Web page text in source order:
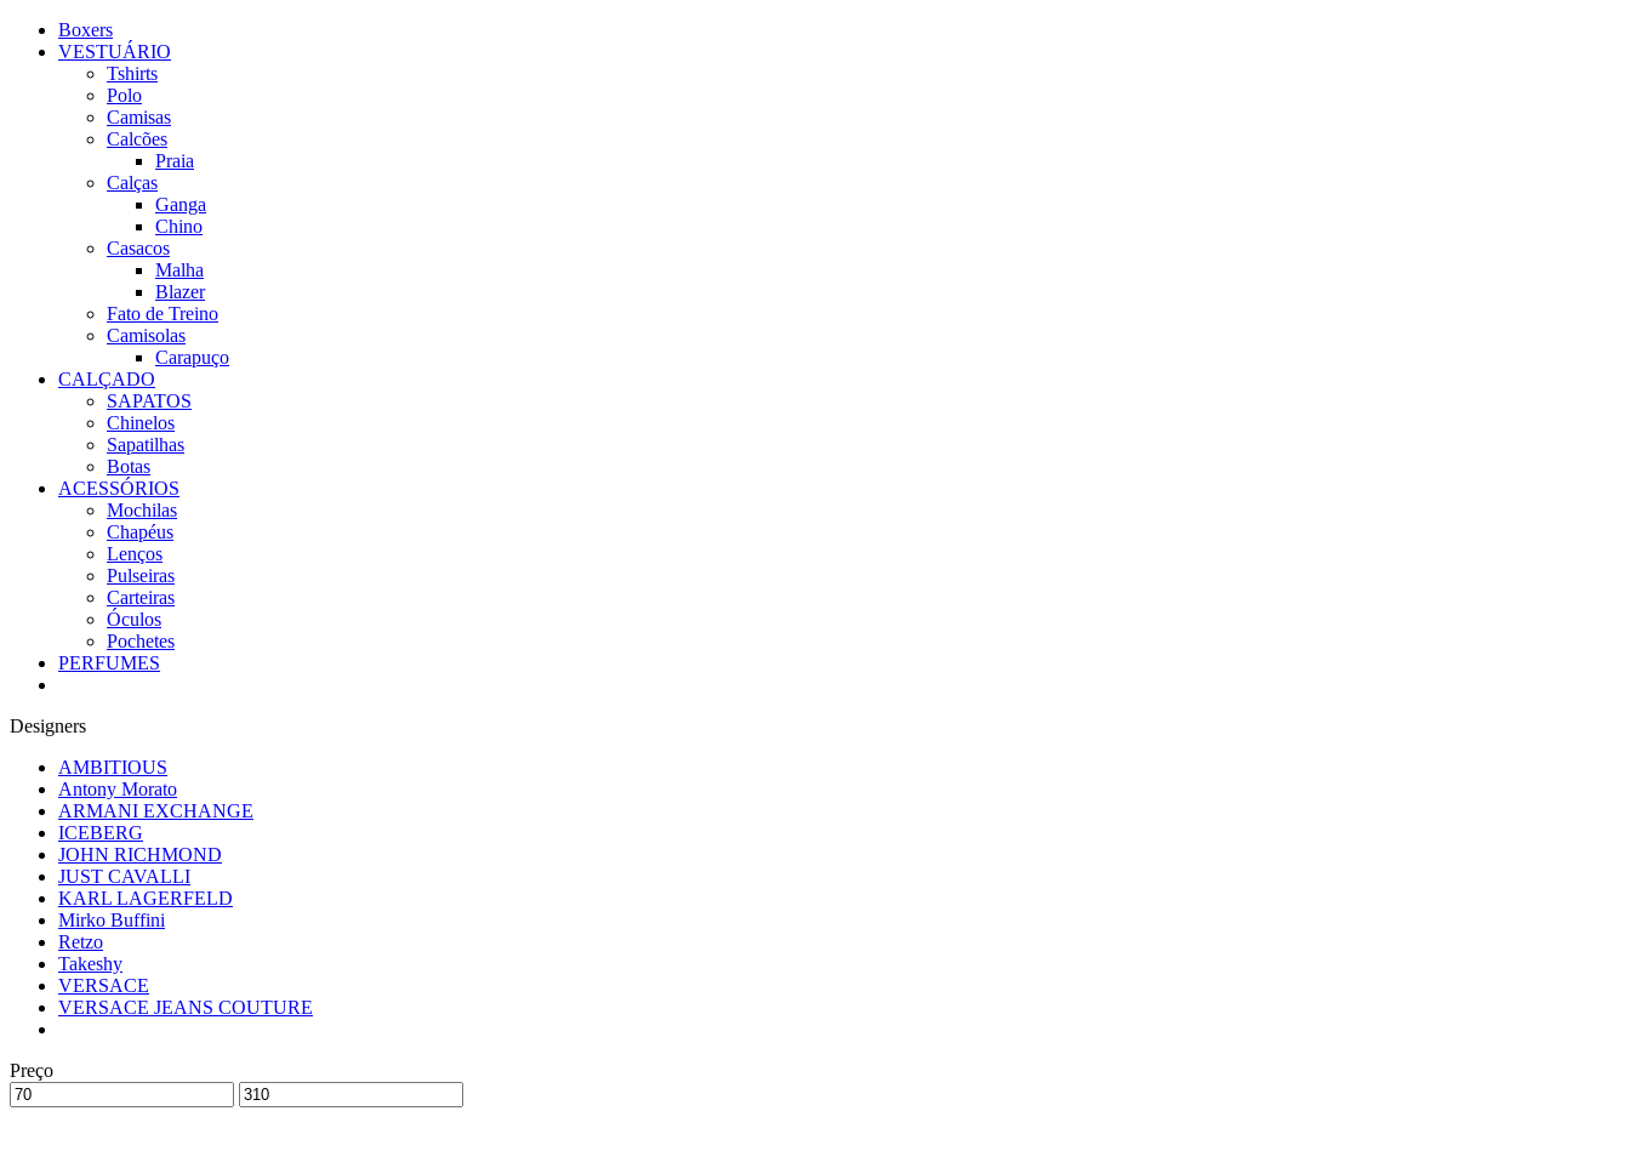
Boxers
VESTUÁRIO
Tshirts
Polo
Camisas
Calcões
Praia
Calças
Ganga
Chino
Casacos
Malha
Blazer
Fato de Treino
Camisolas
Carapuço
CALÇADO
SAPATOS
Chinelos
Sapatilhas
Botas
ACESSÓRIOS
Mochilas
Chapéus
Lenços
Pulseiras
Carteiras
Óculos
Pochetes
PERFUMES
Designers
AMBITIOUS
Antony Morato
ARMANI EXCHANGE
ICEBERG
JOHN RICHMOND
JUST CAVALLI
KARL LAGERFELD
Mirko Buffini
Retzo
Takeshy
VERSACE
VERSACE JEANS COUTURE
Preço